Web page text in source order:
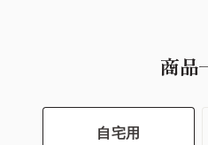
商品
自宅用